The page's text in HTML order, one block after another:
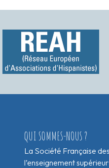
QUI SOMMES-NOUS ?
La Société Française
l’enseignement